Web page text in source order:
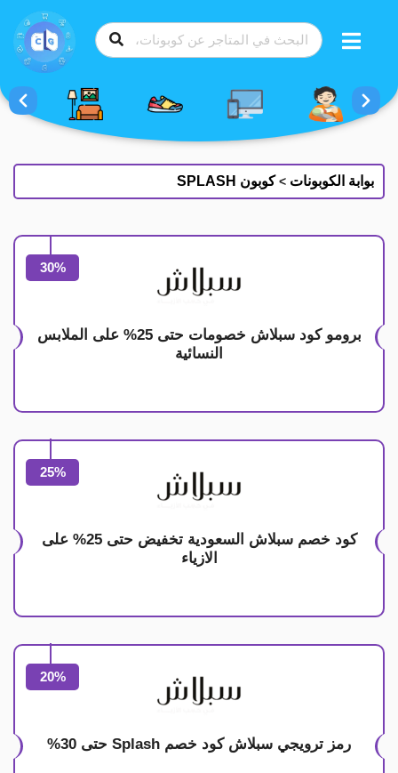
بوابة الكوبونات > كوبون SPLASH
30%
برومو كود سبلاش خصومات حتى 25% على الملابس
النسائية
25%
كود خصم سبلاش السعودية تخفيض حتى 25% على
الازياء
20%
رمز ترويجي سبلاش كود خصم Splash حتى 30%